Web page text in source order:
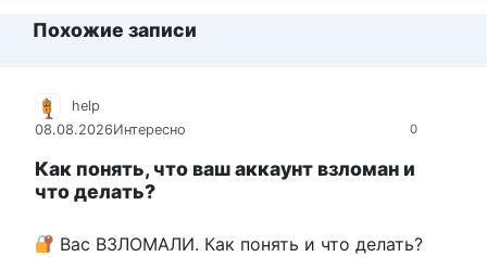
Похожие записи
0
help
08.08.2026Интересно
Как понять, что ваш аккаунт взломан и
что делать?
Вас ВЗЛОМАЛИ. Как понять и что делать?